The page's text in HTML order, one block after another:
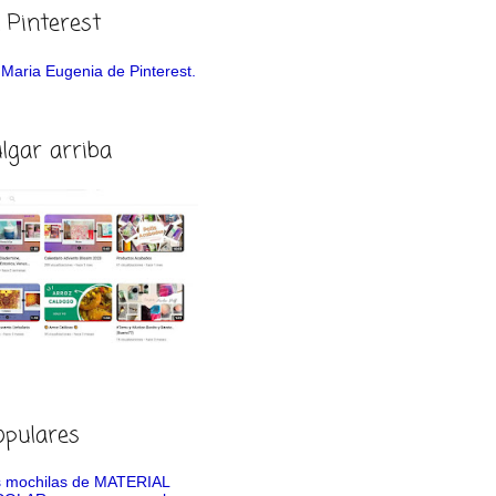
Pinterest
Eugenia de Pinterest.
arriba
mochilas de MATERIAL